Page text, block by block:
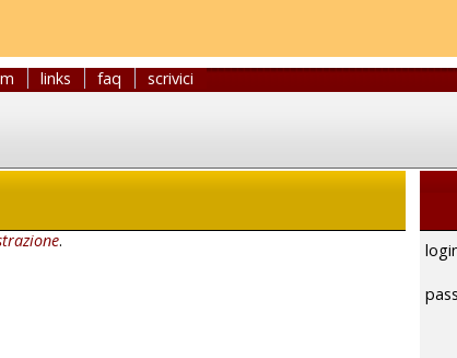
links faq scrivici
.